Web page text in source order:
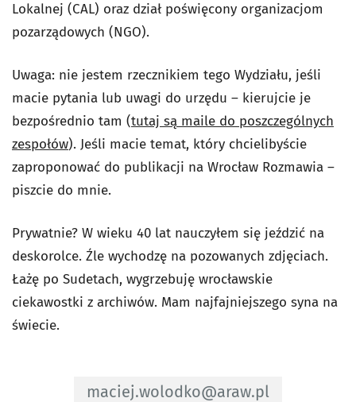
Lokalnej (CAL) oraz dział poświęcony organizacjom
pozarządowych (NGO).
Uwaga: nie jestem rzecznikiem tego Wydziału, jeśli
macie pytania lub uwagi do urzędu – kierujcie je
bezpośrednio tam (tutaj są maile do poszczególnych
zespołów). Jeśli macie temat, który chcielibyście
zaproponować do publikacji na Wrocław Rozmawia –
piszcie do mnie.
Prywatnie? W wieku 40 lat nauczyłem się jeździć na
deskorolce. Źle wychodzę na pozowanych zdjęciach.
Łażę po Sudetach, wygrzebuję wrocławskie
ciekawostki z archiwów. Mam najfajniejszego syna na
świecie.
Adres e-mail do Redaktor - Maciej
maciej.wolodko@araw.pl